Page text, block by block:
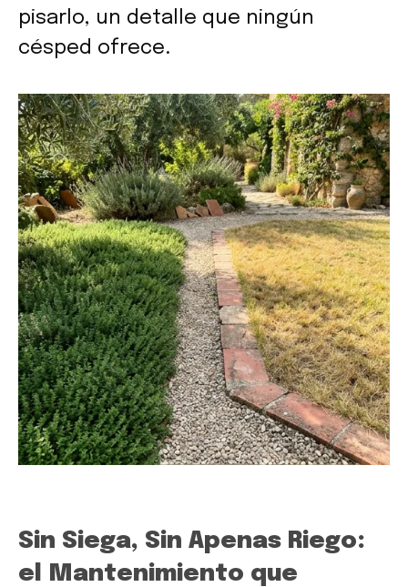
pisarlo, un detalle que ningún
césped ofrece.
Sin Siega, Sin Apenas Riego:
el Mantenimiento que